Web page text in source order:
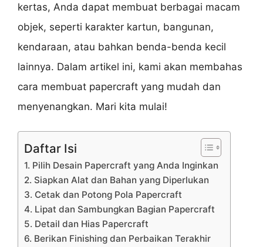
kertas, Anda dapat membuat berbagai macam
objek, seperti karakter kartun, bangunan,
kendaraan, atau bahkan benda-benda kecil
lainnya. Dalam artikel ini, kami akan membahas
cara membuat papercraft yang mudah dan
menyenangkan. Mari kita mulai!
Daftar Isi
1. Pilih Desain Papercraft yang Anda Inginkan
2. Siapkan Alat dan Bahan yang Diperlukan
3. Cetak dan Potong Pola Papercraft
4. Lipat dan Sambungkan Bagian Papercraft
5. Detail dan Hias Papercraft
6. Berikan Finishing dan Perbaikan Terakhir